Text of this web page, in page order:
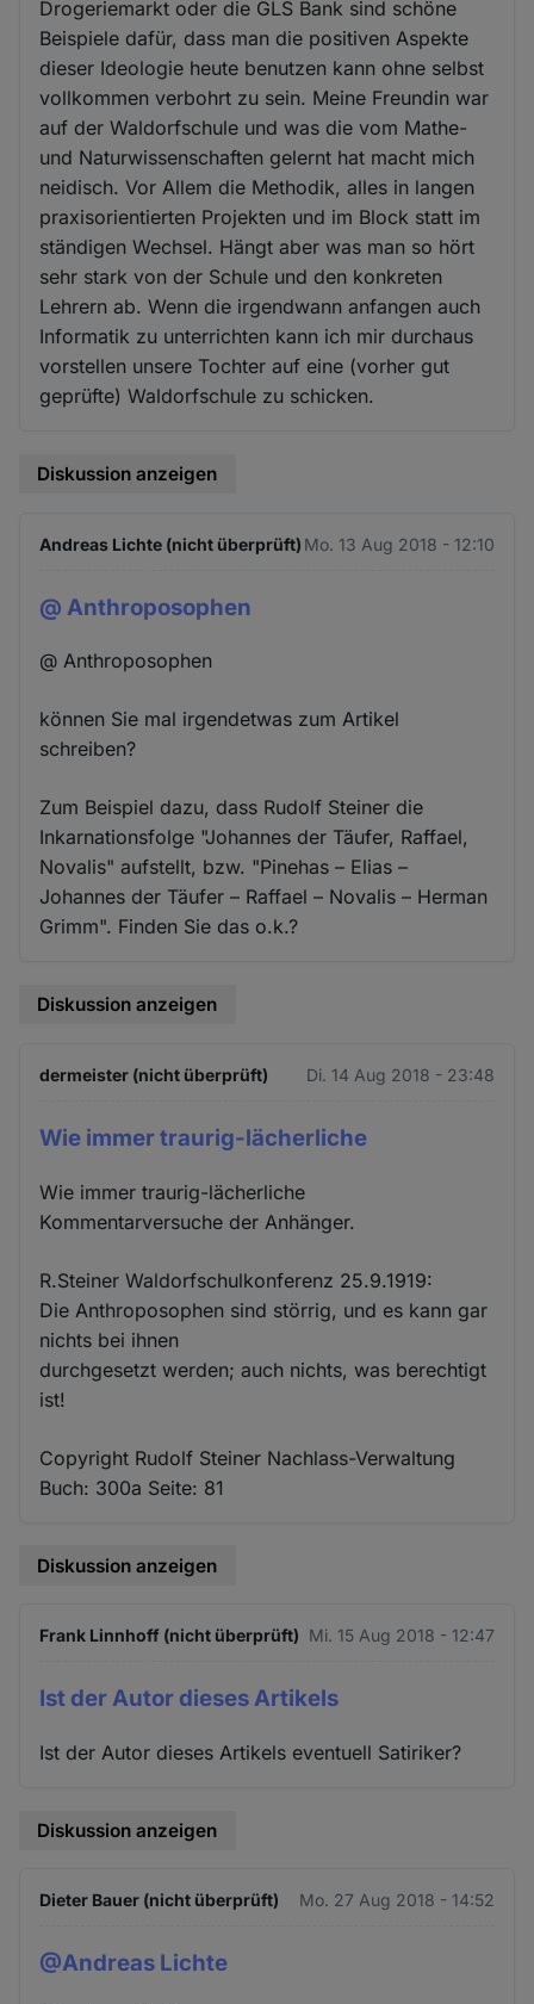
Drogeriemarkt oder die GLS Bank sind schöne
Beispiele dafür, dass man die positiven Aspekte
dieser Ideologie heute benutzen kann ohne selbst
vollkommen verbohrt zu sein. Meine Freundin war
auf der Waldorfschule und was die vom Mathe-
und Naturwissenschaften gelernt hat macht mich
neidisch. Vor Allem die Methodik, alles in langen
praxisorientierten Projekten und im Block statt im
ständigen Wechsel. Hängt aber was man so hört
sehr stark von der Schule und den konkreten
Lehrern ab. Wenn die irgendwann anfangen auch
Informatik zu unterrichten kann ich mir durchaus
vorstellen unsere Tochter auf eine (vorher gut
geprüfte) Waldorfschule zu schicken.
Diskussion anzeigen
Andreas Lichte (nicht überprüft) Mo. 13 Aug 2018 - 12:10
@ Anthroposophen
@ Anthroposophen
können Sie mal irgendetwas zum Artikel
schreiben?
Zum Beispiel dazu, dass Rudolf Steiner die
Inkarnationsfolge "Johannes der Täufer, Raffael,
Novalis" aufstellt, bzw. "Pinehas – Elias –
Johannes der Täufer – Raffael – Novalis – Herman
Grimm". Finden Sie das o.k.?
Diskussion anzeigen
dermeister (nicht überprüft) Di. 14 Aug 2018 - 23:48
Wie immer traurig-lächerliche
Wie immer traurig-lächerliche
Kommentarversuche der Anhänger.
R.Steiner Waldorfschulkonferenz 25.9.1919:
Die Anthroposophen sind störrig, und es kann gar
nichts bei ihnen
durchgesetzt werden; auch nichts, was berechtigt
ist!
Copyright Rudolf Steiner Nachlass-Verwaltung
Buch: 300a Seite: 81
Diskussion anzeigen
Frank Linnhoff (nicht überprüft) Mi. 15 Aug 2018 - 12:47
Ist der Autor dieses Artikels
Ist der Autor dieses Artikels eventuell Satiriker?
Diskussion anzeigen
Dieter Bauer (nicht überprüft) Mo. 27 Aug 2018 - 14:52
@Andreas Lichte